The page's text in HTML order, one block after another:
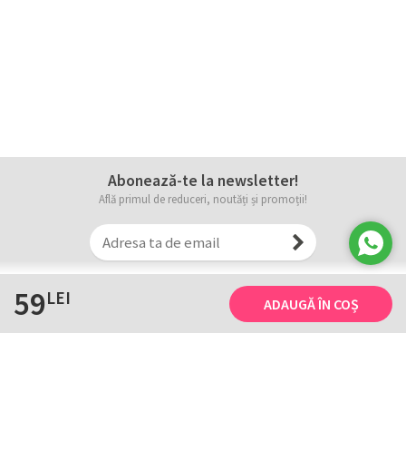
59LEI ADAUGĂ ÎN COȘ
Abonează-te la newsletter!
Află primul de reduceri, noutăți și promoții!
Tricourile noastre